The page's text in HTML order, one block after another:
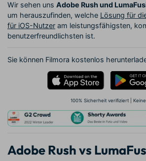
Wir sehen uns Adobe Rush und
um herauszufinden, welche Lösung für
für iOS-Nutzer am leistungsfähigsten,
benutzerfreundlichsten ist.
Sie können Filmora kostenlos
100% Sicherheit verifiziert |
Adobe Rush vs